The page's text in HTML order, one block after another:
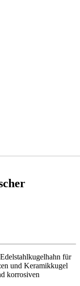
für
und Keramikkugel
korrosiven